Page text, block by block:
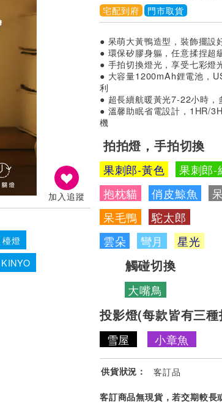
加入追蹤
燈
宅配到府 門市取貨
● 呆萌大黃鴨造型，裝飾擺設
● 環保矽膠身軀，任意揉捏超
● 手拍切換燈光，享受七彩燈
● 大容量1200mAh鋰電池，
利
● 超長續航暖黃光7-22小時，
● 溫馨助眠省電設計，1HR/
機
拍拍燈，手拍切換
果刺郎-黃色
果刺郎-
抱枕貓
俏皮鯨魚
呆毛鴨
駝太郎
雲朵
彎月 星光
觸碰切換
大嘴鳥
投影燈(每款皆有三
雪屋 小章魚
供貨狀況： 客訂品
客訂商品無現貨，若交期較長